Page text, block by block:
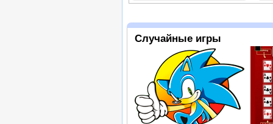
Случайные игры